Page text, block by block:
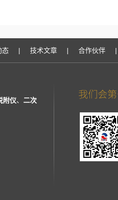
态 | 技术文章 | 合作伙伴 |
附仪、 二次